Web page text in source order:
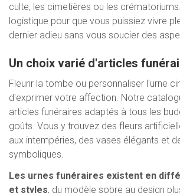
culte, les cimetières ou les
logistique pour que vous puissiez vivre
dernier adieu sans vous soucier des
Un choix varié d'articles
Fleurir la tombe ou personnaliser l'urne
d'exprimer votre affection. Notre
articles funéraires adaptés à tous les
goûts. Vous y trouvez des fleurs
aux intempéries, des vases élégants et
symboliques.
Les urnes funéraires existent en
et styles, du modèle sobre au design